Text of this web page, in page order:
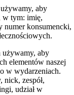
aby
w tym: imię,
numer konsumencki,
aby
elementów naszej
w wydarzeniach.
nick, zespół,
udział w